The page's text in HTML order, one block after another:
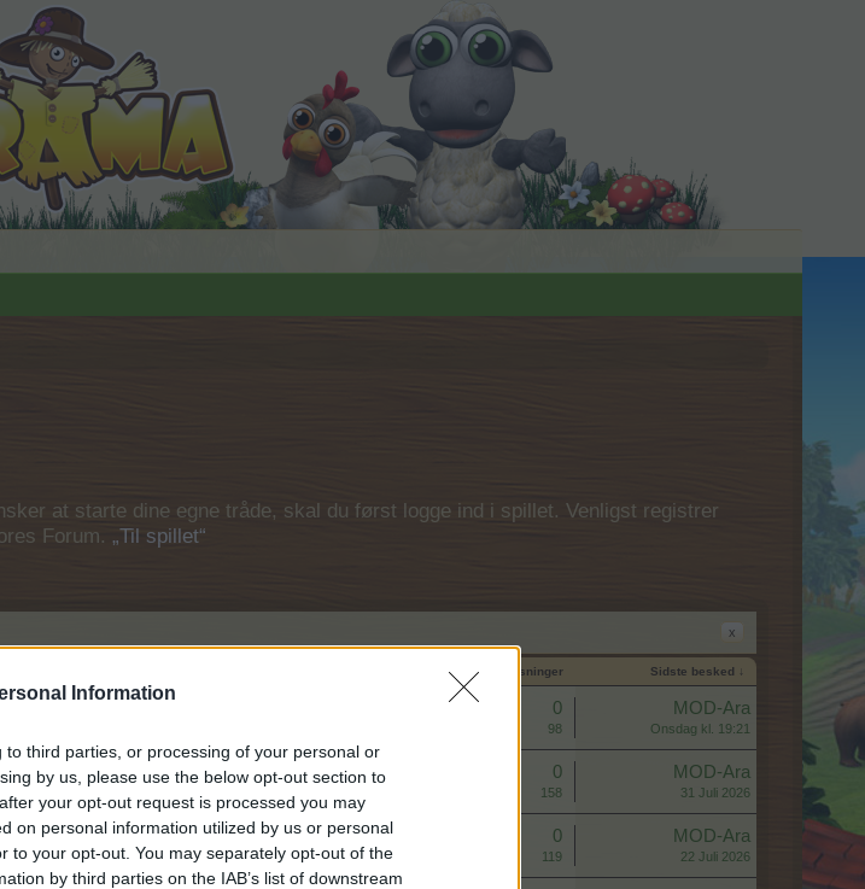
Information
third parties, or processing of your personal or
by us, please use the below opt-out section to
your opt-out request is processed you may
on personal information utilized by us or personal
to your opt-out. You may separately opt-out of the
by third parties on the IAB’s list of downstream
at starte dine egne tråde, skal du først logge ind i spillet. Venligst registrer
Forum. „Til spillet“
x
Visninger Sidste besked ↓
Svar: 0
98
MOD-Ara
Onsdag kl. 19:21
0
158
MOD-Ara
31 Juli 2026
0
119
MOD-Ara
22 Juli 2026